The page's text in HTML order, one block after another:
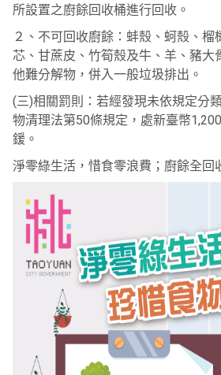
所設置之廚餘回收桶進行回收。
２、不可回收廚餘：蚌殼、蚵殼、榴
芯、甘蔗皮、竹筍殼及牛、羊、豬大
他難分解物，併入一般垃圾排出。
(三)相關罰則：若經發現未依規定分
物清理法第50條規定，處新臺幣
鍰。
淨零綠生活，惜食零浪費；廚餘全回